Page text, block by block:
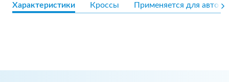
Характеристики Кроссы Применяется для авто